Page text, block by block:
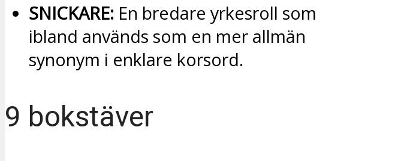
SNICKARE: En bredare yrkesroll som
ibland används som en mer allmän
synonym i enklare korsord.
9 bokstäver